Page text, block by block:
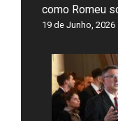
como Romeu
19 de Junho, 2026